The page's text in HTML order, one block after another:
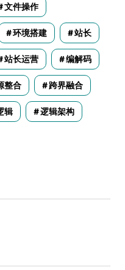
文件操作
环境搭建 站长
站长运营 编解码
整合 跨界融合
辑 逻辑架构